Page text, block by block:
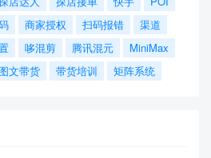
商家授权 扫码报错
渠道
哆混剪 腾讯混元
MiniMax
文带货 带货培训 矩阵系统